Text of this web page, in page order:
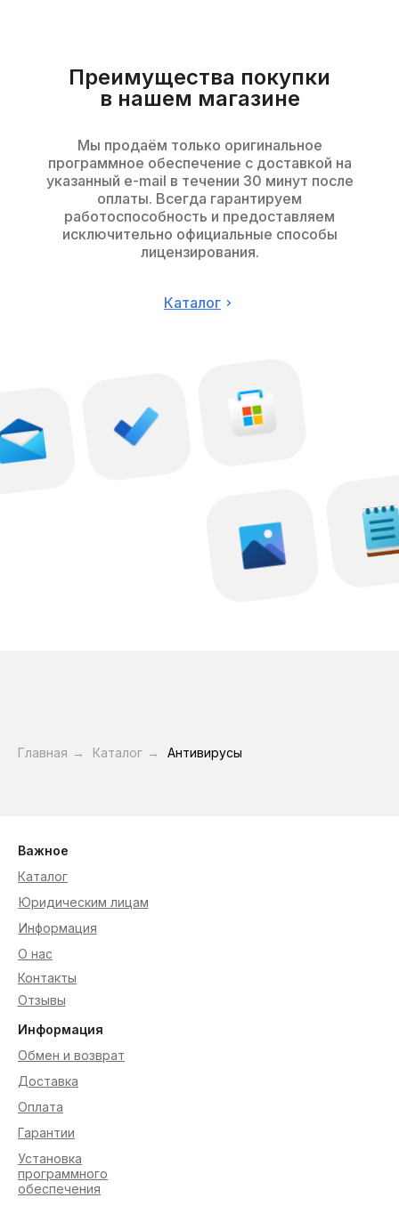
Каталог
Преимущества покупки
в нашем магазине
Мы продаём только оригинальное
программное обеспечение с доставкой на
указанный e-mail в течении 30 минут после
оплаты. Всегда гарантируем
работоспособность и предоставляем
исключительно официальные способы
лицензирования.
Главная → Каталог → Антивирусы
Информация
Обмен и возврат
Доставка
Оплата
Гарантии
Установка
программного
обеспечения
Важное
Каталог
Юридическим лицам
Информация
О нас
Контакты
Отзывы